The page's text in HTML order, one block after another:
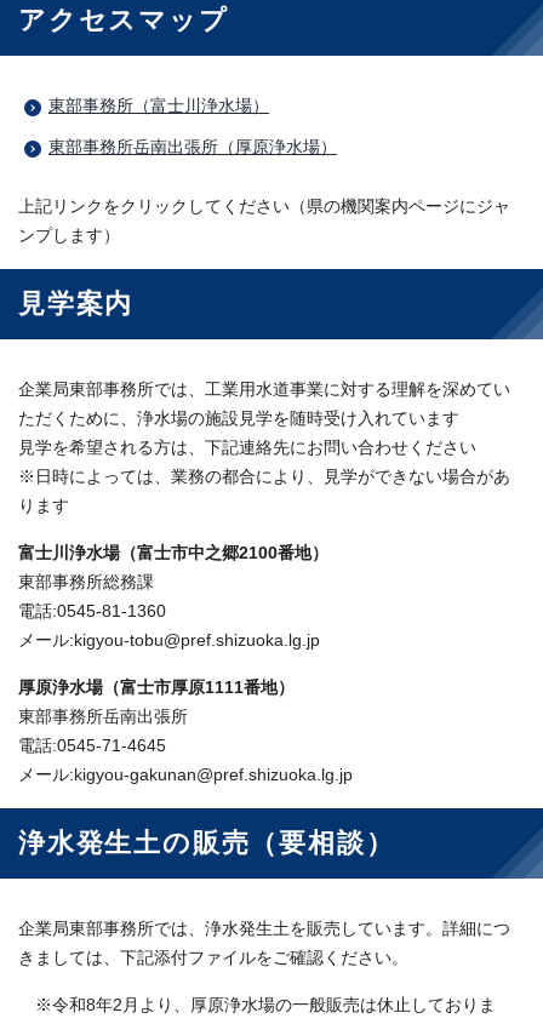
アクセスマップ
東部事務所（富士川浄水場）
東部事務所岳南出張所（厚原浄水場）
上記リンクをクリックしてください（県の機関案内ページにジャ
ンプします）
見学案内
企業局東部事務所では、工業用水道事業に対する理解を深めてい
ただくために、浄水場の施設見学を随時受け入れています
見学を希望される方は、下記連絡先にお問い合わせください
※日時によっては、業務の都合により、見学ができない場合があ
ります
富士川浄水場（富士市中之郷2100番地）
東部事務所総務課
電話:0545-81-1360
メール:kigyou-tobu@pref.shizuoka.lg.jp
厚原浄水場（富士市厚原1111番地）
東部事務所岳南出張所
電話:0545-71-4645
メール:kigyou-gakunan@pref.shizuoka.lg.jp
浄水発生土の販売（要相談）
企業局東部事務所では、浄水発生土を販売しています。詳細につ
きましては、下記添付ファイルをご確認ください。
※令和8年2月より、厚原浄水場の一般販売は休止しておりま